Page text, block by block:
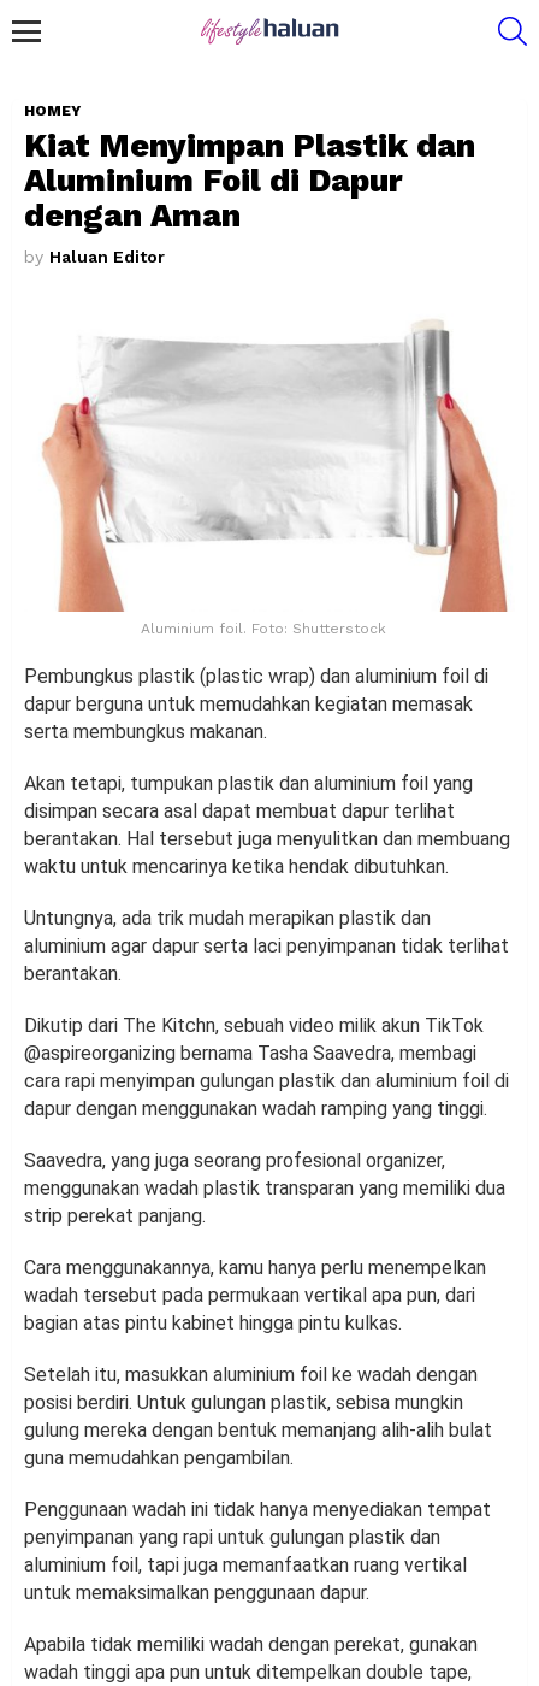
HOMEY
Kiat Menyimpan Plastik dan
Aluminium Foil di Dapur
dengan Aman
by Haluan Editor
Aluminium foil. Foto: Shutterstock
Pembungkus plastik (plastic wrap) dan aluminium foil di
dapur berguna untuk memudahkan kegiatan memasak
serta membungkus makanan.
Akan tetapi, tumpukan plastik dan aluminium foil yang
disimpan secara asal dapat membuat dapur terlihat
berantakan. Hal tersebut juga menyulitkan dan membuang
waktu untuk mencarinya ketika hendak dibutuhkan.
Untungnya, ada trik mudah merapikan plastik dan
aluminium agar dapur serta laci penyimpanan tidak terlihat
berantakan.
Dikutip dari The Kitchn, sebuah video milik akun TikTok
@aspireorganizing bernama Tasha Saavedra, membagi
cara rapi menyimpan gulungan plastik dan aluminium foil di
dapur dengan menggunakan wadah ramping yang tinggi.
Saavedra, yang juga seorang profesional organizer,
menggunakan wadah plastik transparan yang memiliki dua
strip perekat panjang.
Cara menggunakannya, kamu hanya perlu menempelkan
wadah tersebut pada permukaan vertikal apa pun, dari
bagian atas pintu kabinet hingga pintu kulkas.
Setelah itu, masukkan aluminium foil ke wadah dengan
posisi berdiri. Untuk gulungan plastik, sebisa mungkin
gulung mereka dengan bentuk memanjang alih-alih bulat
guna memudahkan pengambilan.
Penggunaan wadah ini tidak hanya menyediakan tempat
penyimpanan yang rapi untuk gulungan plastik dan
aluminium foil, tapi juga memanfaatkan ruang vertikal
untuk memaksimalkan penggunaan dapur.
Apabila tidak memiliki wadah dengan perekat, gunakan
wadah tinggi apa pun untuk ditempelkan double tape,